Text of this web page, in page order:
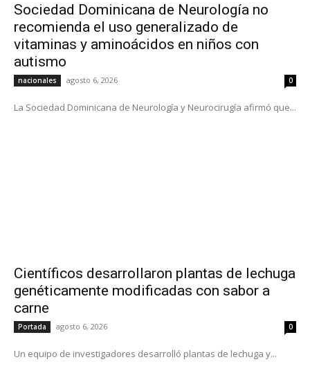
Sociedad Dominicana de Neurología no
recomienda el uso generalizado de
vitaminas y aminoácidos en niños con
autismo
nacionales agosto 6, 2026 0
La Sociedad Dominicana de Neurología y Neurocirugía afirmó que...
Científicos desarrollaron plantas de lechuga
genéticamente modificadas con sabor a
carne
Portada agosto 6, 2026 0
Un equipo de investigadores desarrolló plantas de lechuga y...